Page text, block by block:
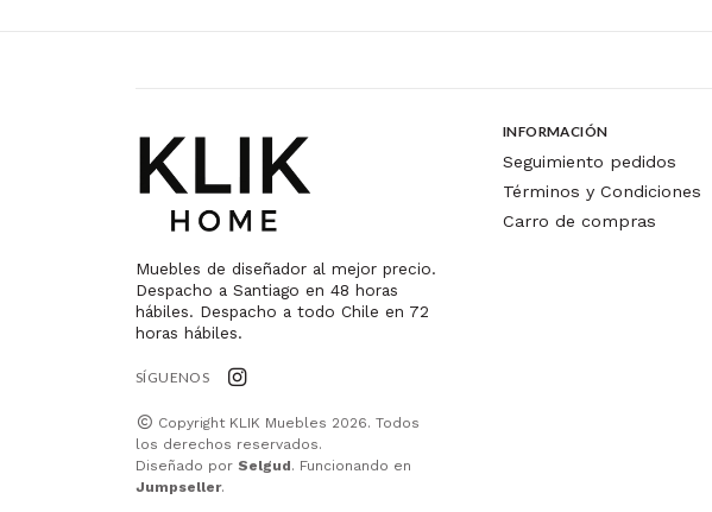
Muebles de diseñador al mejor precio.
Despacho a Santiago en 48 horas
hábiles. Despacho a todo Chile en 72
horas hábiles.
SÍGUENOS
Copyright KLIK Muebles 2026. Todos
los derechos reservados.
Diseñado por Selgud. Funcionando en
Jumpseller.
INFORMACIÓN
Seguimiento pedidos
Términos y Condiciones
Carro de compras